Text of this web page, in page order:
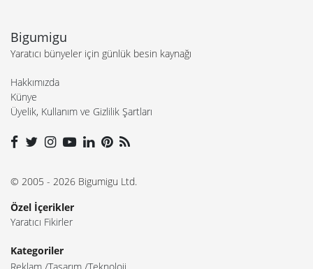
Bigumigu
Yaratıcı bünyeler için günlük besin kaynağı
Hakkımızda
Künye
Üyelik, Kullanım ve Gizlilik Şartları
© 2005 - 2026 Bigumigu Ltd.
Özel İçerikler
Yaratıcı Fikirler
Kategoriler